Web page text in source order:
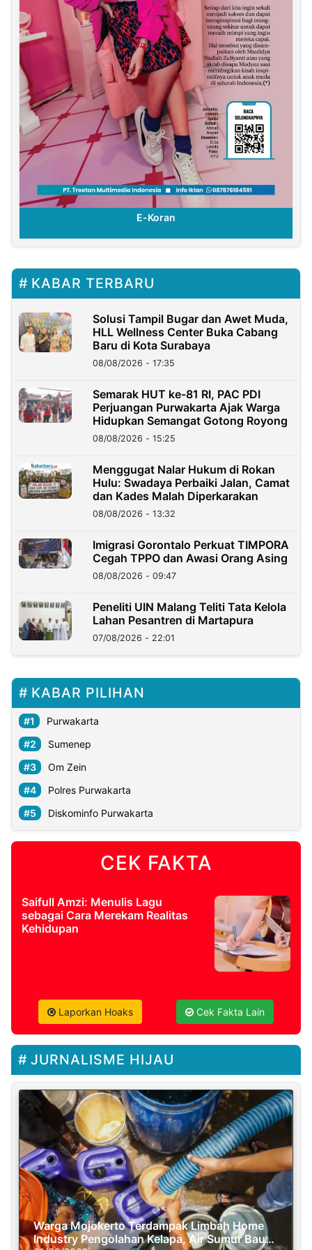
E-Koran
KABAR TERBARU
Solusi Tampil Bugar dan Awet Muda,
HLL Wellness Center Buka Cabang
Baru di Kota Surabaya
08/08/2026 - 17:35
Semarak HUT ke-81 RI, PAC PDI
Perjuangan Purwakarta Ajak Warga
Hidupkan Semangat Gotong Royong
08/08/2026 - 15:25
Menggugat Nalar Hukum di Rokan
Hulu: Swadaya Perbaiki Jalan, Camat
dan Kades Malah Diperkarakan
08/08/2026 - 13:32
Imigrasi Gorontalo Perkuat TIMPORA
Cegah TPPO dan Awasi Orang Asing
08/08/2026 - 09:47
Peneliti UIN Malang Teliti Tata Kelola
Lahan Pesantren di Martapura
07/08/2026 - 22:01
KABAR PILIHAN
Purwakarta
Sumenep
Om Zein
Polres Purwakarta
Diskominfo Purwakarta
CEK FAKTA
Saifull Amzi: Menulis Lagu
sebagai Cara Merekam Realitas
Kehidupan
Laporkan Hoaks Cek Fakta Lain
JURNALISME HIJAU
Warga Mojokerto Terdampak Limbah Home
Industry Pengolahan Kelapa, Air Sumur Bau